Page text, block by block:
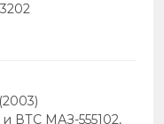
и ВТС МАЗ-555102,